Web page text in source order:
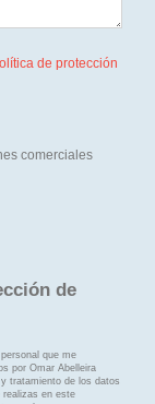
de protección
comerciales
de
que me
por Omar Abelleira
tratamiento de los datos
realizas en este